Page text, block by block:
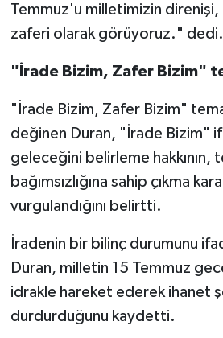
Temmuz'u milletimizin direnişi,
zaferi olarak görüyoruz." dedi.
"İrade Bizim, Zafer Bizim"
"İrade Bizim, Zafer Bizim"
değinen Duran, "İrade Bizim"
geleceğini belirleme hakkının,
bağımsızlığına sahip çıkma
vurgulandığını belirtti.
İradenin bir bilinç durumunu
Duran, milletin 15 Temmuz
idrakle hareket ederek ihanet
durdurduğunu kaydetti.